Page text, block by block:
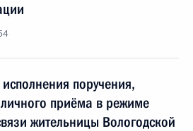
поручения,
приёма в режиме
жительницы Вологодской